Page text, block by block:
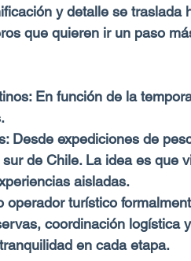
y detalle se traslada
que quieren ir un paso
En función de la
Desde expediciones de
de Chile. La idea es que
aisladas.​
operador turístico
coordinación logística
en cada etapa.​